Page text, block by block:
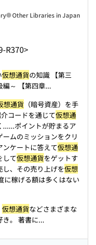
R370>
Other Libraries in Japan
仮想通貨の知識 【第三
～ 【第四章...
想通貨 （暗号資産）を手
コードを通じて仮想通
......ポイントが貯まるア
ームのミッションをクリ
ンケートに答えて仮想通
して仮想通貨をゲットす
、その売り上げを仮想
稼げる額は多くはない
仮想通貨などさまざまな
。 著書に...